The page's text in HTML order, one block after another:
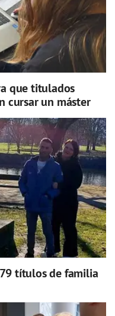
que titulados
cursar un máster
títulos de familia